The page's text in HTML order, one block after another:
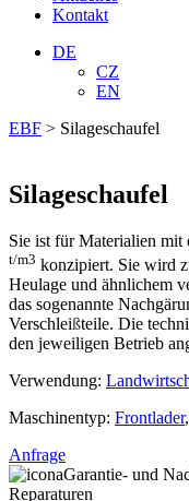
Kontakt
DE
CZ
EN
EBF > Silageschaufel
Silageschaufel
Sie ist für Materialien mit
t/m3 konzipiert. Sie wird
Heulage und ähnlichem
das sogenannte
Verschleißteile. Die
den jeweiligen Betrieb
Verwendung:
Maschinentyp: Frontlader,
Anfrage
Garantie- und
Reparaturen